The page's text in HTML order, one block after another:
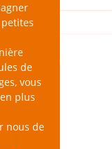
de
vous
plus
nous de